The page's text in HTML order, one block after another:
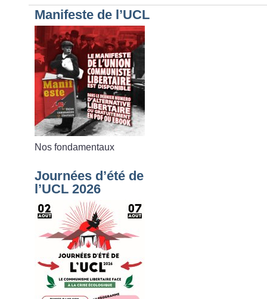
Manifeste de l’UCL
Nos fondamentaux
Journées d’été de
l’UCL 2026